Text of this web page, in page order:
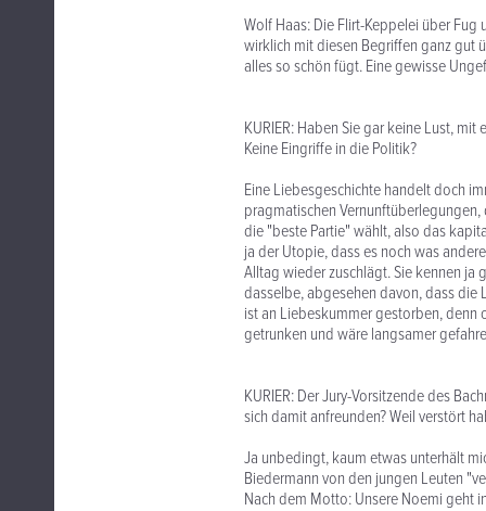
Wolf Haas: Die Flirt-Keppelei über
wirklich mit diesen Begriffen ganz gut
alles so schön fügt. Eine gewisse
KURIER: Haben Sie gar keine Lust,
Keine Eingriffe in die Politik?
Eine Liebesgeschichte handelt doch
pragmatischen
die "beste Partie" wählt, also das
ja der Utopie, dass es noch was
Alltag wieder zuschlägt. Sie kennen ja
dasselbe, abgesehen davon, dass die
ist an Liebeskummer gestorben, denn
getrunken und wäre langsamer
KURIER: Der Jury-Vorsitzende des
sich damit anfreunden? Weil verstört
Ja unbedingt, kaum etwas unterhält
Biedermann von den jungen Leuten
Nach dem Motto: Unsere Noemi geht